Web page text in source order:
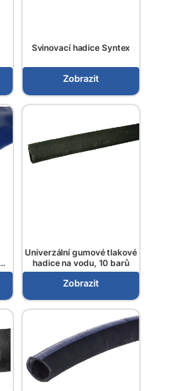
Svinovací hadice Syntex
Zobrazit
Univerzální gumové tlakové
hadice na vodu, 10 barů
Zobrazit